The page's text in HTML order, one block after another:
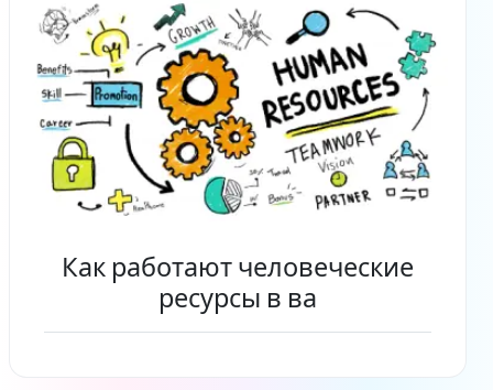
Как работают человеческие
ресурсы в ва